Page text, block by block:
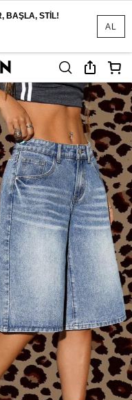
AL
BAŞLA, STİL!